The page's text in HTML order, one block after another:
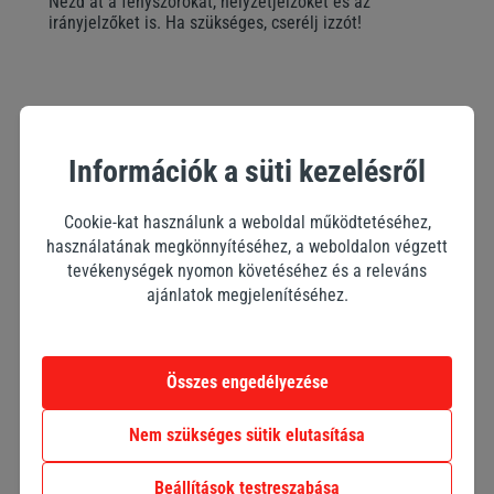
irányjelzőket is. Ha szükséges, cserélj izzót!
helyzetekre
A téli időjárás kiszámíthatatlan, ezért mindig érdemes
néhány alapvető dolgot az autóban tartani:
szélvédőt..
Egy alapvető szerszámkészlet és bikázókábel, hogy
kisebb problémákat azonnal megoldhass.
Információk a süti kezelésről
Cookie-kat használunk a weboldal működtetéséhez,
használatának megkönnyítéséhez, a weboldalon végzett
tevékenységek nyomon követéséhez és a releváns
ajánlatok megjelenítéséhez.
Összes engedélyezése
Nem szükséges sütik elutasítása
Beállítások testreszabása